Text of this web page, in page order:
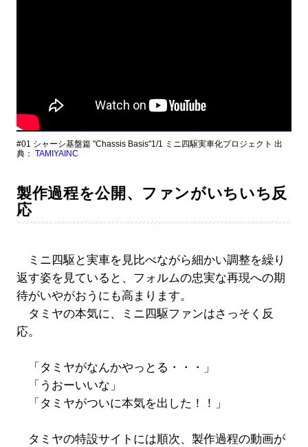
#01 シャーシ基盤篇 "Chassis Basis"1/1 ミニ四駆実車化プロジェクト 出
典： TAMIYAINC
製作過程を公開、ファンがいちいち反
応
ミニ四駆と実車を見比べながら細かい調整を繰り
返す姿を見ていると、フォルムの忠実な再現への期
待がいやがおうにも高まります。
タミヤの本気に、ミニ四駆ファンはさっそく反
応。
「タミヤがなんかやっとる・・・」
「うおーいいな」
「タミヤがついに本気を出した！！」
タミヤの特設サイトには順次、製作過程の動画が